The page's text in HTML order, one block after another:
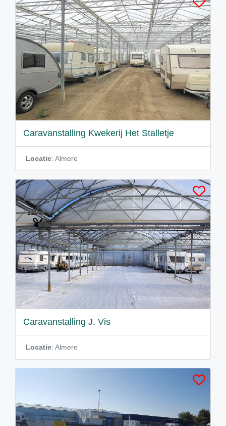
Caravanstalling Kwekerij Het Stalletje
Locatie: Almere
Caravanstalling J. Vis
Locatie: Almere